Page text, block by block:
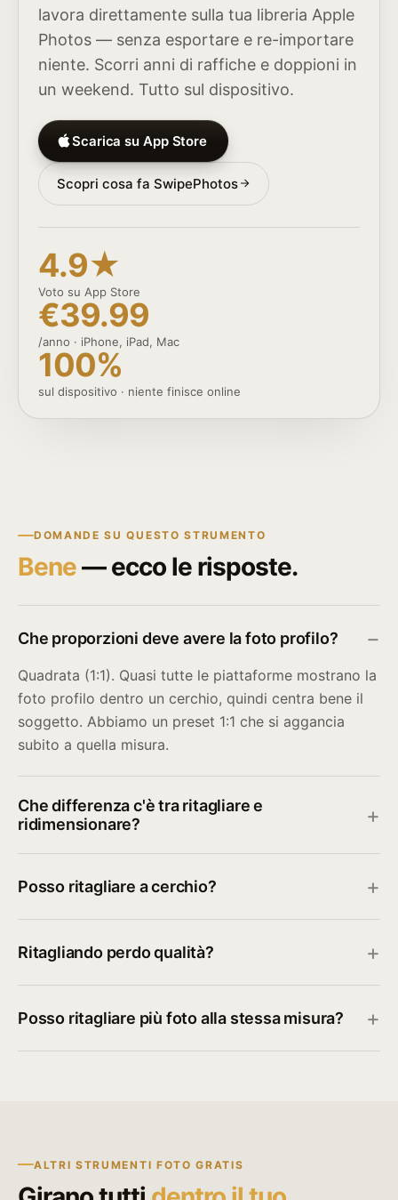
lavora direttamente sulla tua libreria Apple
Photos — senza esportare e re-importare
niente. Scorri anni di raffiche e doppioni in
un weekend. Tutto sul dispositivo.
Scarica su App Store
Scopri cosa fa SwipePhotos
4.9★
Voto su App Store
€39.99
/anno · iPhone, iPad, Mac
100%
sul dispositivo · niente finisce online
DOMANDE SU QUESTO STRUMENTO
Bene— ecco le risposte.
Che proporzioni deve avere la foto profilo?
Quadrata (1:1). Quasi tutte le piattaforme mostrano la
foto profilo dentro un cerchio, quindi centra bene il
soggetto. Abbiamo un preset 1:1 che si aggancia
subito a quella misura.
Che differenza c'è tra ritagliare e
ridimensionare?
Posso ritagliare a cerchio?
Ritagliando perdo qualità?
Posso ritagliare più foto alla stessa misura?
ALTRI STRUMENTI FOTO GRATIS